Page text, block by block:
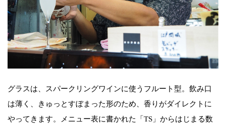
グラスは、スパークリングワインに使うフルート型。飲み口
は薄く、きゅっとすぼまった形のため、香りがダイレクトに
やってきます。メニュー表に書かれた「TS」からはじまる数